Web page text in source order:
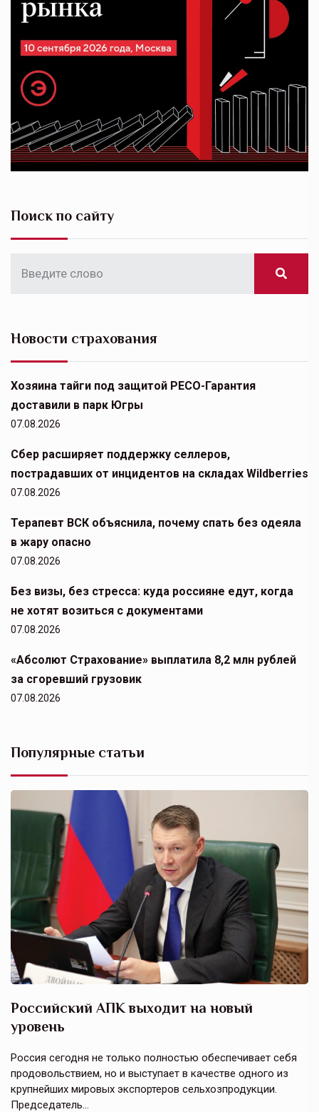
Поиск по сайту
Новости страхования
Хозяина тайги под защитой РЕСО-Гарантия
доставили в парк Югры
07.08.2026
Сбер расширяет поддержку селлеров,
пострадавших от инцидентов на складах Wildberries
07.08.2026
Терапевт ВСК объяснила, почему спать без одеяла
в жару опасно
07.08.2026
Без визы, без стресса: куда россияне едут, когда
не хотят возиться с документами
07.08.2026
«Абсолют Страхование» выплатила 8,2 млн рублей
за сгоревший грузовик
07.08.2026
Популярные статьи
Российский АПК выходит на новый
уровень
Россия сегодня не только полностью обеспечивает себя
продовольствием, но и выступает в качестве одного из
крупнейших мировых экспортеров сельхозпродукции.
Председатель…